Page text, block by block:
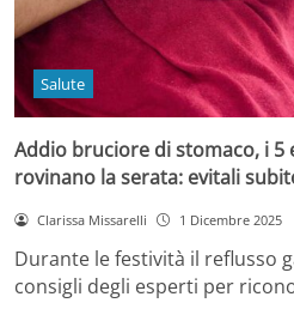
Salute
Addio bruciore di stomaco, i 5
rovinano la serata: evitali
Clarissa Missarelli 1 Dicembre 2025
Durante le festività il reflusso
consigli degli esperti per